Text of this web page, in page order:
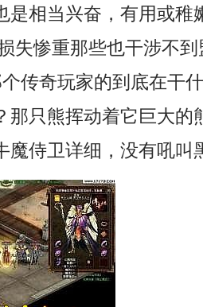
是相当兴奋，有用或稚
失惨重那些也干涉不
传奇玩家的到底在干
那只熊挥动着它巨大的
魔侍卫详细，没有吼叫